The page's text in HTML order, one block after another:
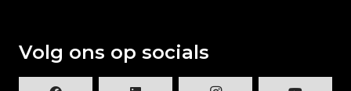
Volg ons op socials